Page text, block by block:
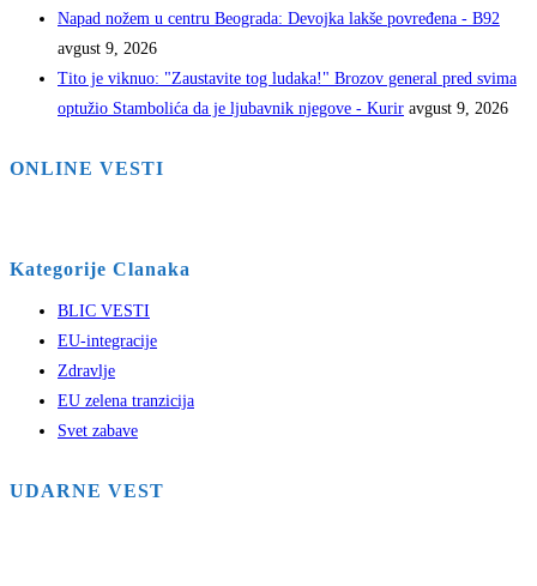
Napad nožem u centru Beograda: Devojka lakše povređena - B92
avgust 9, 2026
Tito je viknuo: "Zaustavite tog ludaka!" Brozov general pred svima
optužio Stambolića da je ljubavnik njegove - Kurir avgust 9, 2026
ONLINE VESTI
Kategorije Clanaka
BLIC VESTI
EU-integracije
Zdravlje
EU zelena tranzicija
Svet zabave
UDARNE VEST